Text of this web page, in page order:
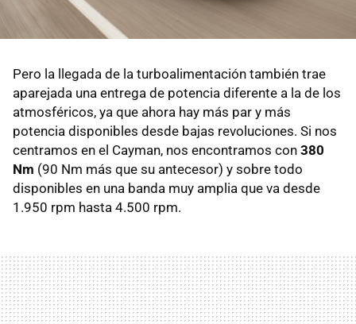
Pero la llegada de la turboalimentación también trae
aparejada una entrega de potencia diferente a la de los
atmosféricos, ya que ahora hay más par y más
potencia disponibles desde bajas revoluciones. Si nos
centramos en el Cayman, nos encontramos con 380
Nm (90 Nm más que su antecesor) y sobre todo
disponibles en una banda muy amplia que va desde
1.950 rpm hasta 4.500 rpm.